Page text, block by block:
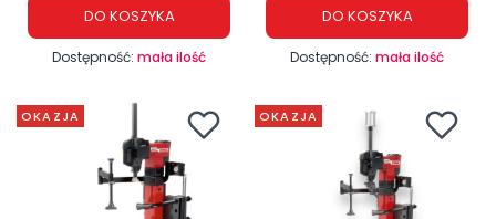
DO KOSZYKA
Dostępność: mała ilość
DO KOSZYKA
Dostępność: mała ilość
OKAZJA OKAZJA